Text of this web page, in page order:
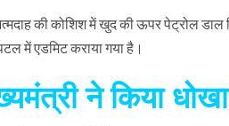
की कोशिश में खुद की ऊपर पेट्रोल
में एडमिट कराया गया है।
ने किया